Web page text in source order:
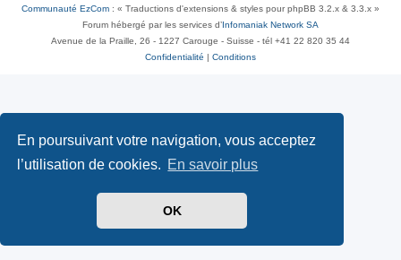
En poursuivant votre navigation, vous acceptez
l’utilisation de cookies. En savoir plus
OK
Communauté EzCom : « Traductions d'extensions & styles pour phpBB 3.2.x & 3.3.x »
Forum hébergé par les services d’ Infomaniak Network SA
Avenue de la Praille, 26 - 1227 Carouge - Suisse - tél +41 22 820 35 44
Confidentialité
Conditions